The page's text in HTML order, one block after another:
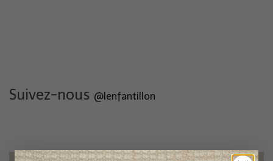
Suivez-nous @lenfantillon